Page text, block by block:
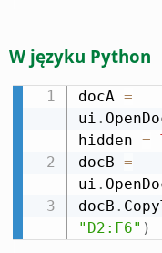
W języku Python
docA =
ui .
hidden =
docB =
ui .
docB .
"D2:F6" )